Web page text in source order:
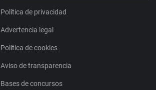
Política de privacidad
Advertencia legal
Política de cookies
Aviso de transparencia
Bases de concursos